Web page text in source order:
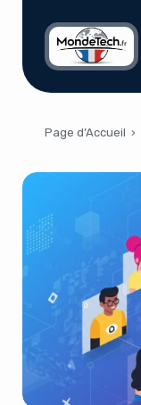
Page d’Accueil ›